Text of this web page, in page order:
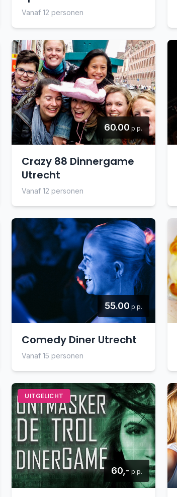
Vanaf 12 personen
60.00 p.p.
Crazy 88 Dinnergame
Utrecht
Vanaf 12 personen
55.00 p.p.
Comedy Diner Utrecht
Vanaf 15 personen
UITGELICHT
60,- p.p.